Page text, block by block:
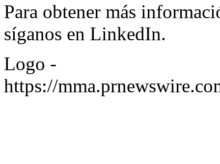
Para obtener más
síganos en LinkedIn.
Logo -
https://